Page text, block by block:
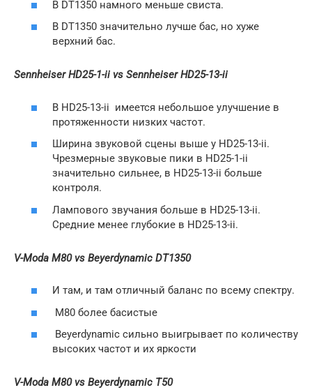
В DT1350 намного меньше свиста.
В DT1350 значительно лучше бас, но хуже
верхний бас.
Sennheiser HD25-1-ii vs Sennheiser HD25-13-ii
В HD25-13-ii имеется небольшое улучшение в
протяженности низких частот.
Ширина звуковой сцены выше у HD25-13-ii.
Чрезмерные звуковые пики в HD25-1-ii
значительно сильнее, в HD25-13-ii больше
контроля.
Лампового звучания больше в HD25-13-ii.
Средние менее глубокие в HD25-13-ii.
V-Moda M80 vs Beyerdynamic DT1350
И там, и там отличный баланс по всему спектру.
M80 более басистые
Beyerdynamic сильно выигрывает по количеству
высоких частот и их яркости
V-Moda M80 vs Beyerdynamic T50